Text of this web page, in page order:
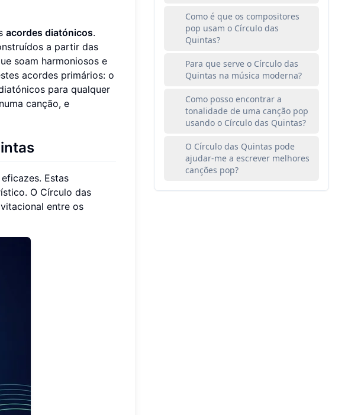
acordes diatónicos.
a partir das
soam harmoniosos e
acordes primários: o
para qualquer
canção, e
Estas
O Círculo das
entre os
Como é que os compositores
pop usam o Círculo das
Quintas?
Para que serve o Círculo das
Quintas na música moderna?
Como posso encontrar a
tonalidade de uma canção pop
usando o Círculo das Quintas?
O Círculo das Quintas pode
ajudar-me a escrever melhores
canções pop?